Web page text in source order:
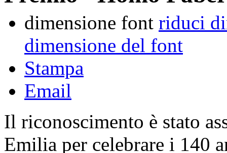
dimensione font riduci
dimensione del font
Stampa
Email
Il riconoscimento è stato
Emilia per celebrare i 140